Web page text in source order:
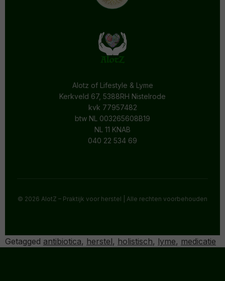
Alotz of Lifestyle & Lyme
Kerkveld 67, 5388RH Nistelrode
kvk 77957482
btw NL 003265608B19
NL 11 KNAB
040 22 534 69
© 2026 AlotZ – Praktijk voor herstel | Alle rechten voorbehouden
Getagged antibiotica, herstel, holistisch, lyme, medicatie